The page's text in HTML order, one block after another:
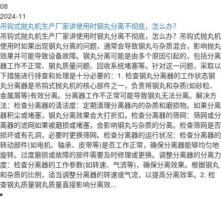
08
2024-11
吊钩式抛丸机生产厂家讲使用时钢丸分离不彻底，怎么办？
吊钩式抛丸机生产厂家讲使用时钢丸分离不彻底，怎么办？吊钩式抛丸机
使用时如果出现钢丸分离的问题，通常会导致钢丸与杂质混合，影响抛丸
效果并可能导致设备故障。钢丸分离可能是由多个原因引起的，包括分离
器工作不正常、钢丸质量问题、回收系统堵塞等。针对这一问题，采取以
下措施进行排查和处理是十分必要的：1. 检查钢丸分离器的工作状态钢
丸分离器是吊钩式抛丸机的核心部件之一，负责将钢丸和杂质(如砂粒、
金属屑等)有效分离。分离器工作不正常可能导致钢丸无法分离。解决方
法：检查分离器的清洁度：定期清理分离器内的杂质和磨损物。如果分离
器积尘或堵塞，钢丸分离效果会大打折扣。检查分离器的筛网：筛网或分
离器的滤网如果被磨损或堵塞，会影响钢丸与杂质的分离。检查筛网是否
损坏或有孔洞，必要时更换筛网。检查分离器的运行状况：检查分离器的
转动部件(如电机、轴承、皮带等)是否工作正常，确保分离器能够均匀地
旋转。过度磨损或故障的部件需要及时修理或更换。调整分离器的分离力
度：检查分离器的工作参数(如转速、气流等)，确保分离效果。根据钢丸
和杂质的比例，适当调整分离器的转速或气流，以提高分离效率。2. 检
查钢丸质量钢丸质量直接影响分离效...